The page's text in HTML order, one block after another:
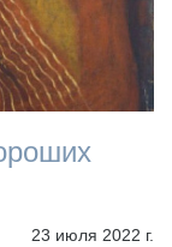
23 июля 2022 г.